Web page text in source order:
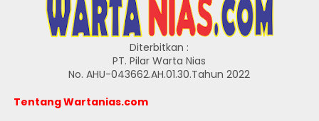
Diterbitkan :
PT. Pilar Warta Nias
No. AHU-043662.AH.01.30.Tahun 2022
Tentang Wartanias.com